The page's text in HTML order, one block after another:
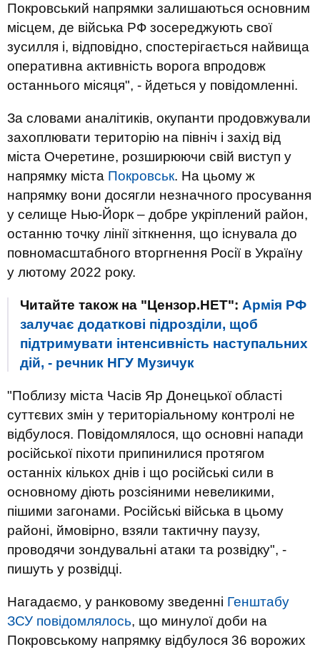
Покровський напрямки залишаються основним
місцем, де війська РФ зосереджують свої
зусилля і, відповідно, спостерігається найвища
оперативна активність ворога впродовж
останнього місяця", - йдеться у повідомленні.
За словами аналітиків, окупанти продовжували
захоплювати територію на північ і захід від
міста Очеретине, розширюючи свій виступ у
напрямку міста Покровськ. На цьому ж
напрямку вони досягли незначного просування
у селище Нью-Йорк – добре укріплений район,
останню точку лінії зіткнення, що існувала до
повномасштабного вторгнення Росії в Україну
у лютому 2022 року.
Читайте також на "Цензор.НЕТ": Армія РФ
залучає додаткові підрозділи, щоб
підтримувати інтенсивність наступальних
дій, - речник НГУ Музичук
"Поблизу міста Часів Яр Донецької області
суттєвих змін у територіальному контролі не
відбулося. Повідомлялося, що основні напади
російської піхоти припинилися протягом
останніх кількох днів і що російські сили в
основному діють розсіяними невеликими,
пішими загонами. Російські війська в цьому
районі, ймовірно, взяли тактичну паузу,
проводячи зондувальні атаки та розвідку", -
пишуть у розвідці.
Нагадаємо, у ранковому зведенні Генштабу
ЗСУ повідомлялось, що минулої доби на
Покровському напрямку відбулося 36 ворожих